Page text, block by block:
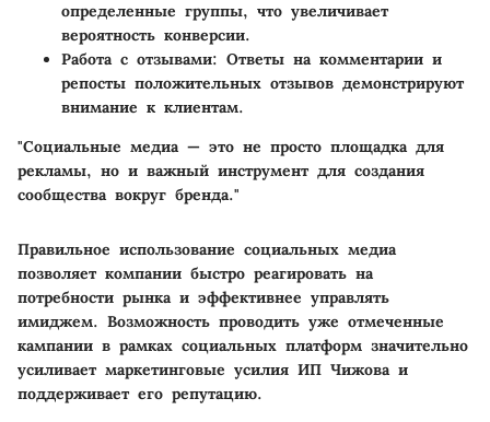
определенные группы, что увеличивает
вероятность конверсии.
Работа с отзывами: Ответы на комментарии и
репосты положительных отзывов демонстрируют
внимание к клиентам.
"Социальные медиа — это не просто площадка для
рекламы, но и важный инструмент для создания
сообщества вокруг бренда."
Правильное использование социальных медиа
позволяет компании быстро реагировать на
потребности рынка и эффективнее управлять
имиджем. Возможность проводить уже отмеченные
кампании в рамках социальных платформ значительно
усиливает маркетинговые усилия ИП Чижова и
поддерживает его репутацию.